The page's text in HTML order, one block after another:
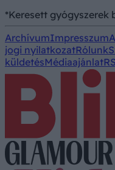
*Keresett gyógyszerek
ArchívumImpresszum
jogi nyilatkozatRólunk
küldetésMédiaajánlat